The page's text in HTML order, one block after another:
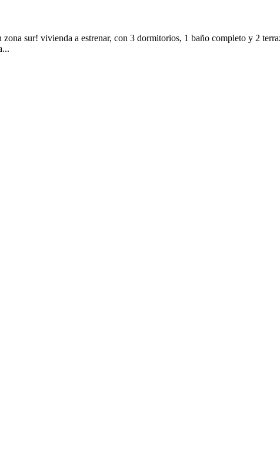
sur! vivienda a estrenar, con 3 dormitorios, 1 baño completo y 2